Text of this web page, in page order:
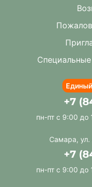
+7
пн-пт с 9:00 до
Самара, ул.
+7
пн-пт с 9:00 до